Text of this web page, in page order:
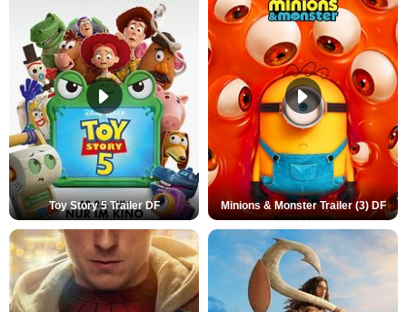
Toy Story 5 Trailer DF Minions & Monster Trailer (3) DF